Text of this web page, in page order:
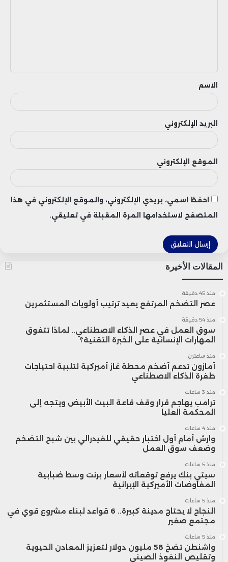
ق
الاسم
البريد الإلكتروني
الموقع الإلكتروني
احفظ اسمي، بريدي الإلكتروني، والموقع الإلكتروني في هذا
المتصفح لاستخدامها المرة المقبلة في تعليقي.
المقالات الأخيرة
منذ 45 دقيقة
عصر التضخم المرتفع يعيد ترتيب أولويات المستثمرين
منذ 54 دقيقة
سوق العمل في عصر الذكاء الاصطناعي.. لماذا تتفوق
المهارات الإنسانية على الخبرة التقنية؟
منذ ساعتين
أمازون تدعم أضخم محطة غاز أميركية لتلبية احتياجات
طفرة الذكاء الاصطناعي
منذ 3 ساعات
ترامب يهاجم قرار وقف قاعة البيت الأبيض ويتجه إلى
المحكمة العليا
منذ 4 ساعات
وارش أمام أول اختبار حقيقي للفيدرالي بين شبح التضخم
وضعف سوق العمل
منذ 5 ساعات
سيتي بنك يرفع توقعاته لأسعار برنت وسط ضبابية
المفاوضات الأميركية الإيرانية
منذ 5 ساعات
النجاح لا يحتاج مدينة كبيرة.. 6 قواعد لبناء مشروع قوي في
مجتمع صغير
منذ 5 ساعات
واشنطن تضخ 58 مليون دولار لتعزيز المعادن الحيوية
وتقليص النفوذ الصيني